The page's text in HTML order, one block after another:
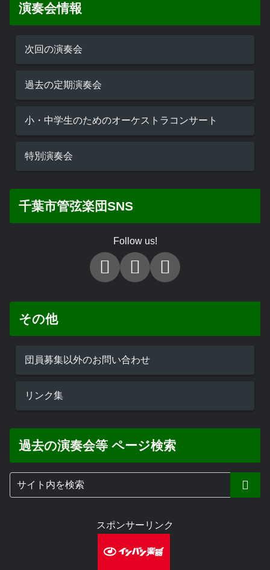
演奏会情報
次回の演奏会
過去の定期演奏会
小・中学生のためのオーケストラコンサート
特別演奏会
千葉市管弦楽団SNS
Follow us!
その他
団員募集以外のお問い合わせ
リンク集
過去の演奏会等 ページ検索
スポンサーリンク